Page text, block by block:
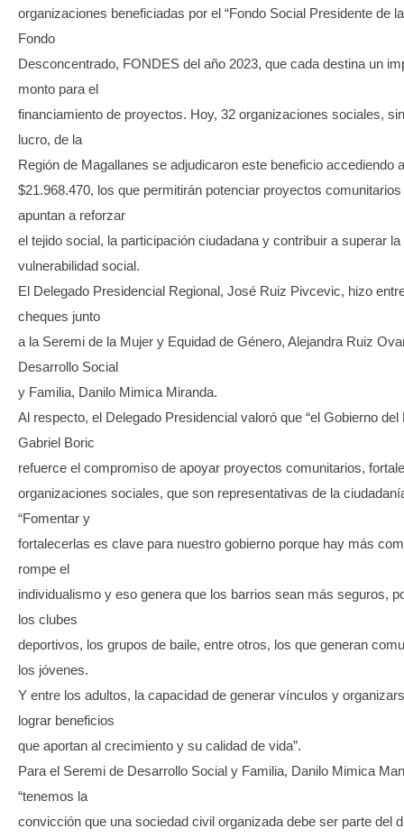
organizaciones beneficiadas por el “Fondo Social Presidente de
Fondo
Desconcentrado, FONDES del año 2023, que cada destina un
monto para el
financiamiento de proyectos. Hoy, 32 organizaciones sociales,
lucro, de la
Región de Magallanes se adjudicaron este beneficio accediendo
$21.968.470, los que permitirán potenciar proyectos comunitarios
apuntan a reforzar
el tejido social, la participación ciudadana y contribuir a superar la
vulnerabilidad social.
El Delegado Presidencial Regional, José Ruiz Pivcevic, hizo
cheques junto
a la Seremi de la Mujer y Equidad de Género, Alejandra Ruiz
Desarrollo Social
y Familia, Danilo Mimica Miranda.
Al respecto, el Delegado Presidencial valoró que “el Gobierno del
Gabriel Boric
refuerce el compromiso de apoyar proyectos comunitarios,
organizaciones sociales, que son representativas de la
“Fomentar y
fortalecerlas es clave para nuestro gobierno porque hay más
rompe el
individualismo y eso genera que los barrios sean más seguros,
los clubes
deportivos, los grupos de baile, entre otros, los que generan
los jóvenes.
Y entre los adultos, la capacidad de generar vínculos y
lograr beneficios
que aportan al crecimiento y su calidad de vida”.
Para el Seremi de Desarrollo Social y Familia, Danilo Mimica
“tenemos la
convicción que una sociedad civil organizada debe ser parte del